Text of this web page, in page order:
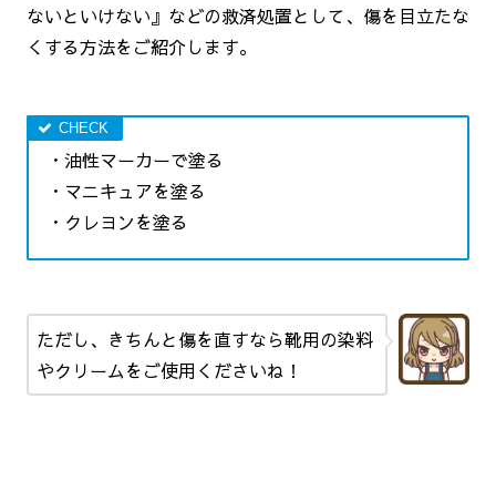
ないといけない』などの救済処置として、傷を目立たな
くする方法をご紹介します。
・油性マーカーで塗る
・マニキュアを塗る
・クレヨンを塗る
ただし、きちんと傷を直すなら靴用の染料
やクリームをご使用くださいね！